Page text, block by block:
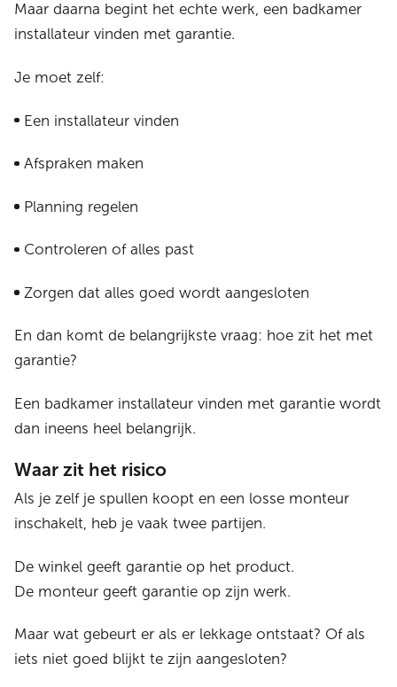
Maar daarna begint het echte werk, een badkamer
installateur vinden met garantie.
Je moet zelf:
Een installateur vinden
Afspraken maken
Planning regelen
Controleren of alles past
Zorgen dat alles goed wordt aangesloten
En dan komt de belangrijkste vraag: hoe zit het met
garantie?
Een badkamer installateur vinden met garantie wordt
dan ineens heel belangrijk.
Waar zit het risico
Als je zelf je spullen koopt en een losse monteur
inschakelt, heb je vaak twee partijen.
De winkel geeft garantie op het product.
De monteur geeft garantie op zijn werk.
Maar wat gebeurt er als er lekkage ontstaat? Of als
iets niet goed blijkt te zijn aangesloten?